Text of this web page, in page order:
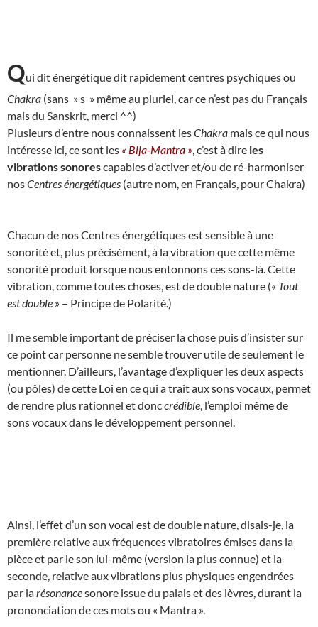
Qui dit énergétique dit rapidement centres psychiques ou
Chakra (sans » s » même au pluriel, car ce n’est pas du Français
mais du Sanskrit, merci ^^)
Plusieurs d’entre nous connaissent lesChakra mais ce qui nous
intéresse ici, ce sont les « Bija-Mantra » , c’est à dire les
vibrations sonorescapables d’activer et/ou de ré-harmoniser
nosCentres énergétiques (autre nom, en Français, pour Chakra)
Chacun de nos Centres énergétiques est sensible à une
sonorité et, plus précisément, à la vibration que cette même
sonorité produit lorsque nous entonnons ces sons-là. Cette
vibration, comme toutes choses, est de double nature (« Tout
est double » – Principe de Polarité.)
Il me semble important de préciser la chose puis d’insister sur
ce point car personne ne semble trouver utile de seulement le
mentionner. D’ailleurs, l’avantage d’expliquer les deux aspects
(ou pôles) de cette Loi en ce qui a trait aux sons vocaux, permet
de rendre plus rationnel et donccrédible , l’emploi même de
sons vocaux dans le développement personnel.
Ainsi, l’effet d’un son vocal est de double nature, disais-je, la
première relative aux fréquences vibratoires émises dans la
pièce et par le son lui-même (version la plus connue) et la
seconde, relative aux vibrations plus physiques engendrées
par larésonancesonore issue du palais et des lèvres, durant la
prononciation de ces mots ou « Mantra ».